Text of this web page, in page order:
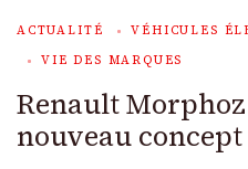
ACTUALITÉ
VÉHICULES
VIE DES MARQUES
Renault
nouveau